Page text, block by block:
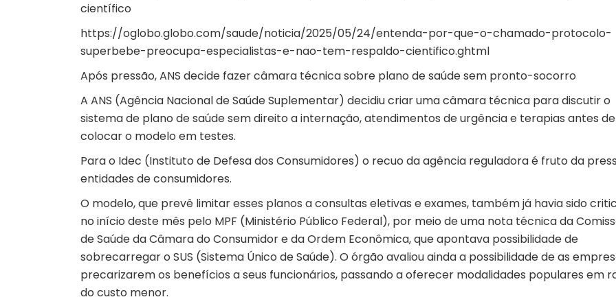
científico
https://oglobo.globo.com/saude/noticia/2025/05/24/entenda-por-que-o-chamado-protocolo-
superbebe-preocupa-especialistas-e-nao-tem-respaldo-cientifico.ghtml
Após pressão, ANS decide fazer câmara técnica sobre plano de saúde sem pronto-socorro
A ANS (Agência Nacional de Saúde Suplementar) decidiu criar uma câmara técnica para discutir o
sistema de plano de saúdesem direito a internação, atendimentos de urgência e terapias antes de
colocar o modelo em testes.
Para o Idec (Instituto de Defesa dos Consumidores) o recuo da agência reguladora é fruto da
entidades de consumidores.
O modelo, que prevê limitar esses planos a consultas eletivas e exames, também já havia sido
no início deste mês pelo MPF (Ministério Público Federal), por meio de uma nota técnica da
deSaúdeda Câmara do Consumidore da Ordem Econômica, que apontava possibilidade de
sobrecarregar o SUS (Sistema Único de Saúde). O órgão avaliou ainda a possibilidade de as
precarizarem os benefícios a seus funcionários, passando a oferecer modalidades populares em
do custo menor.